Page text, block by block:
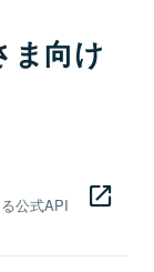
ま向け
公式API